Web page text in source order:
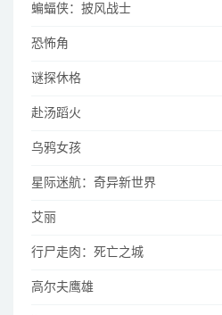
蝙蝠侠：披风战士
恐怖角
谜探休格
赴汤蹈火
乌鸦女孩
星际迷航：奇异新世界
艾丽
行尸走肉：死亡之城
高尔夫鹰雄